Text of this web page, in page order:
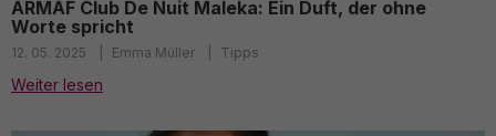
ARMAF Club De Nuit Maleka: Ein Duft, der ohne
Worte spricht
12. 05. 2025 Emma Müller Tipps
Weiter lesen